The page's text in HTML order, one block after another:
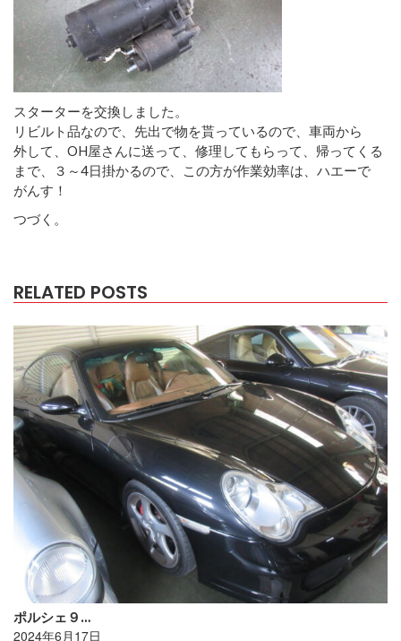
スターターを交換しました。
リビルト品なので、先出で物を貰っているので、車両から
外して、OH屋さんに送って、修理してもらって、帰ってくる
まで、３～4日掛かるので、この方が作業効率は、ハエーで
がんす！
つづく。
RELATED POSTS
ポルシェ９…
2024年6月17日